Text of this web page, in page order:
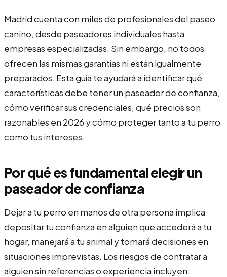
Madrid cuenta con miles de profesionales del paseo
canino, desde paseadores individuales hasta
empresas especializadas. Sin embargo, no todos
ofrecen las mismas garantías ni están igualmente
preparados. Esta guía te ayudará a identificar qué
características debe tener un paseador de confianza,
cómo verificar sus credenciales, qué precios son
razonables en 2026 y cómo proteger tanto a tu perro
como tus intereses.
Por qué es fundamental elegir un
paseador de confianza
Dejar a tu perro en manos de otra persona implica
depositar tu confianza en alguien que accederá a tu
hogar, manejará a tu animal y tomará decisiones en
situaciones imprevistas. Los riesgos de contratar a
alguien sin referencias o experiencia incluyen: